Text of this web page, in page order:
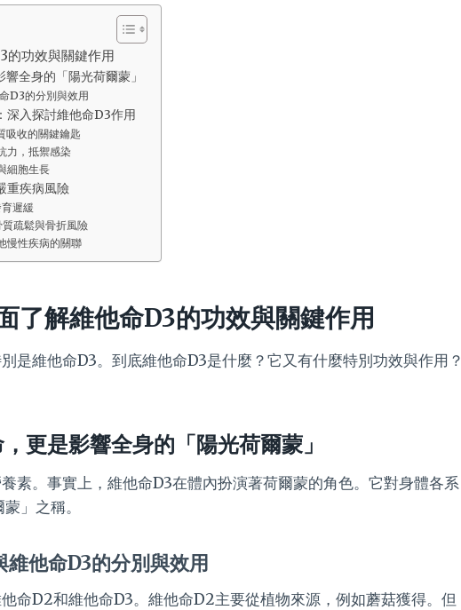
的功效與關鍵作用
全身的「陽光荷爾蒙」
D3的分別與效用
深入探討維他命D3作用
吸收的關鍵鑰匙
力，抵禦感染
細胞生長
重疾病風險
遲緩
疏鬆與骨折風險
慢性疾病的關聯
了解維他命D3的功效與關鍵作用
是維他命D3。到底維他命D3是什麼？它又有什麼特別功效與作用？
更是影響全身的「陽光荷爾蒙」
素。事實上，維他命D3在體內扮演著荷爾蒙的角色。它對身體各系
」之稱。
他命D3的分別與效用
命D2和維他命D3。維他命D2主要從植物來源，例如蘑菇獲得。但